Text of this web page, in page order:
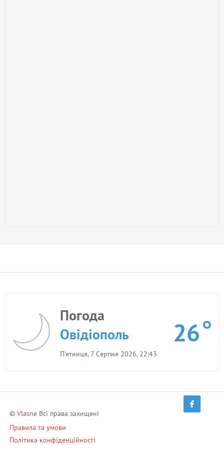
Погода
Овідіополь
П'ятниця, 7 Серпня 2026, 22:43
26
© Vlasne Всі права захищені
Правила та умови
Політика конфіденційності